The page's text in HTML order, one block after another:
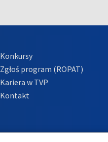
Konkursy
Zgłoś program (ROPAT)
Kariera w TVP
Kontakt